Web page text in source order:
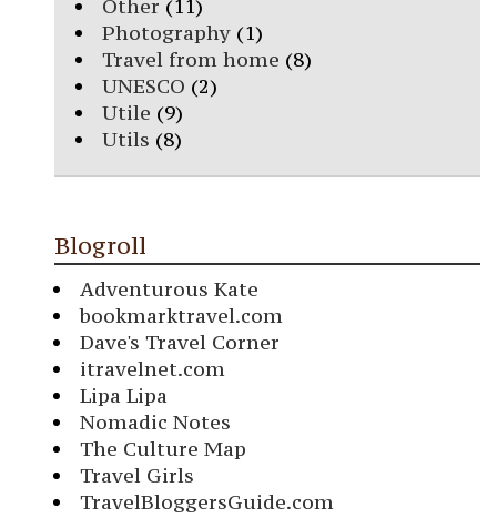
Other (11)
Photography (1)
Travel from home (8)
UNESCO (2)
Utile (9)
Utils (8)
Blogroll
Adventurous Kate
bookmarktravel.com
Dave's Travel Corner
itravelnet.com
Lipa Lipa
Nomadic Notes
The Culture Map
Travel Girls
TravelBloggersGuide.com